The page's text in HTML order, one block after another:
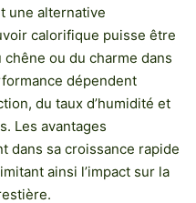
une alternative
calorifique puisse être
ou du charme dans
dépendent
du taux d’humidité et
Les avantages
dans sa croissance rapide
ainsi l’impact sur la